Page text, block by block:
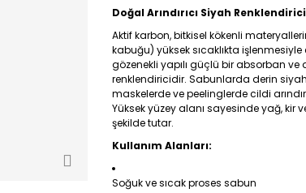
Doğal Arındırıcı Siyah Renklendirici
Aktif karbon, bitkisel kökenli
kabuğu) yüksek sıcaklıkta işlenmesiyle
gözenekli yapılı güçlü bir absorban ve
renklendiricidir. Sabunlarda derin
maskelerde ve peelinglerde cildi
Yüksek yüzey alanı sayesinde yağ, kir
şekilde tutar.
Kullanım Alanları:
Soğuk ve sıcak proses sabun